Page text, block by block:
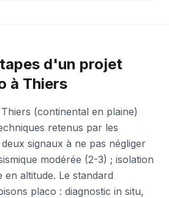
d'un projet
à Thiers
(continental en plaine)
retenus par les
signaux à ne pas négliger
modérée (2-3) ; isolation
altitude. Le standard
placo : diagnostic in situ,